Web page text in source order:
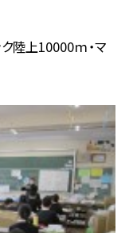
陸上10000ｍ・マ